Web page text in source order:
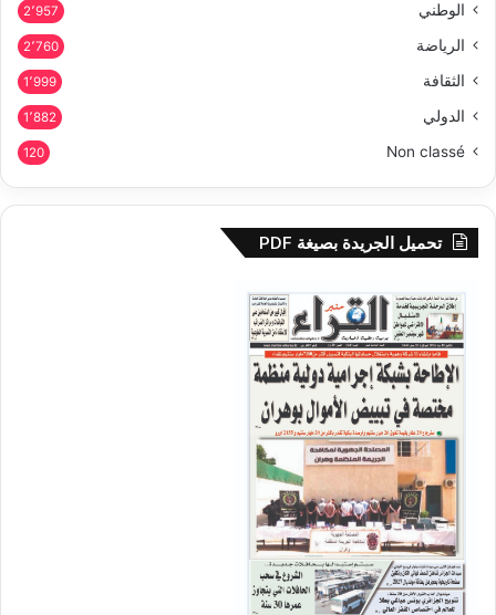
الوطني 2٬957
الرياضة 2٬760
الثقافة 1٬999
الدولي 1٬882
Non classé
120
تحميل الجريدة بصيغة PDF